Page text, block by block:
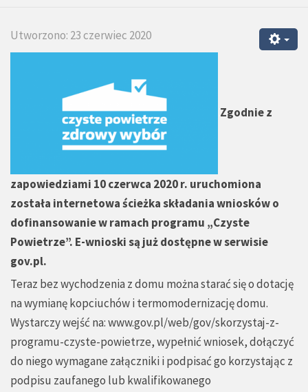
Utworzono: 23 czerwiec 2020
Zgodnie z
zapowiedziami 10 czerwca 2020 r. uruchomiona
została internetowa ścieżka składania wniosków o
dofinansowanie w ramach programu „Czyste
Powietrze”. E-wnioski są już dostępne w serwisie
gov.pl.
Teraz bez wychodzenia z domu można starać się o dotację
na wymianę kopciuchów i termomodernizację domu.
Wystarczy wejść na:www.gov.pl/web/gov/skorzystaj-z-
programu-czyste-powietrze, wypełnić wniosek, dołączyć
do niego wymagane załączniki i podpisać go korzystając z
podpisu zaufanego lub kwalifikowanego